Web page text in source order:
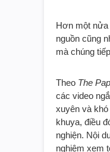
Hơn một
nguồn cũng
mà chúng
Theo The
các video
xuyên và
khuya, điều
nghiện. Nội
nghiệm xem